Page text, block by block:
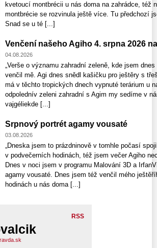
kvetoucí montbrécii u nás doma na zahrádce, též
montbrécie se rozvinula ještě více. Tu předchozí
Snad se u té [...]
Venčení našeho Agiho 4. srpna 2026
04.08.2026
„Verše o významu zahradní zeleně, kde jsem
venčil mě. Agi dnes snědl kašičku pro ještěry s
má v těchto tropických dnech vypnuté terárium u
odpolednív zeleni zahradní s Agim my sedíme v
vajgéliekde [...]
Srpnový portrét agamy vousaté
03.08.2026
„Dneska jsem to prázdninově v tomhle počasí
v podvečerních hodinách, též jsem večer Agiho
Dnes v noci jsem v programu Malování 3D a
agamy vousaté. Dnes jsem též venčil mého
hodinách u nás doma [...]
RSS